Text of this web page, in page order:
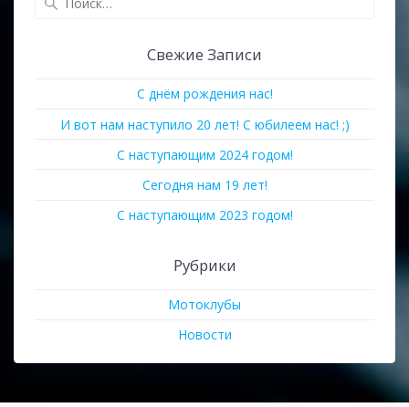
Свежие Записи
С днём рождения нас!
И вот нам наступило 20 лет! С юбилеем нас! ;)
С наступающим 2024 годом!
Сегодня нам 19 лет!
С наступающим 2023 годом!
Рубрики
Мотоклубы
Новости